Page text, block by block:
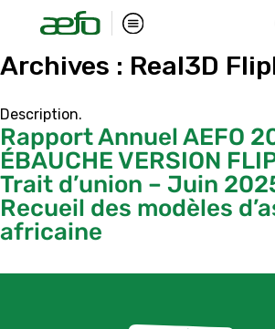
Archives : Real3D
Description.
Rapport Annuel AEFO
ÉBAUCHE VERSION
Trait d’union – Juin
Recueil des modèles
africaine